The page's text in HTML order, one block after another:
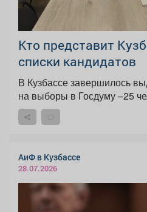
Кто представит
списки кандидатов
В Кузбассе завершилось
АиФ в Кузбассе
28.07.2026